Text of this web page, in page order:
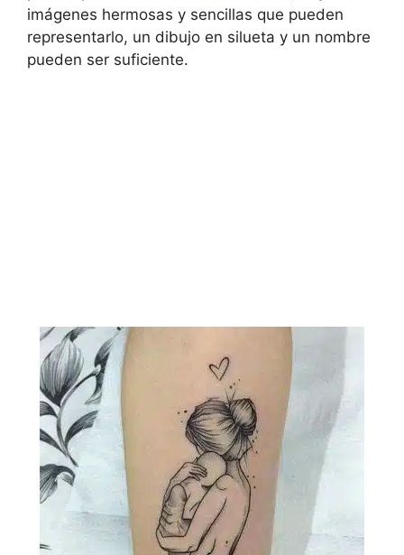
imágenes hermosas y sencillas que pueden
representarlo, un dibujo en silueta y un nombre
pueden ser suficiente.